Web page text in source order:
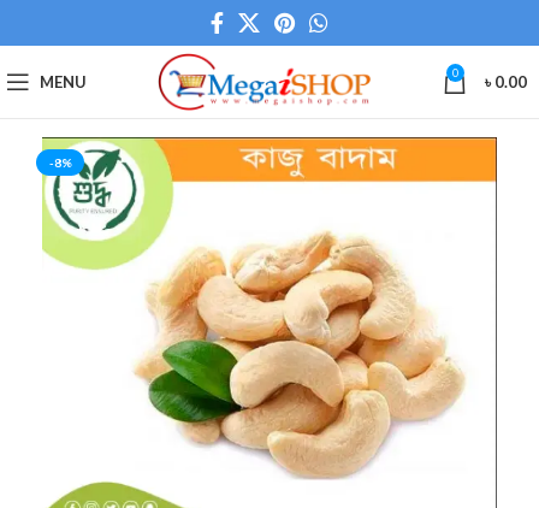
MENU 0 ৳0.00
-8%